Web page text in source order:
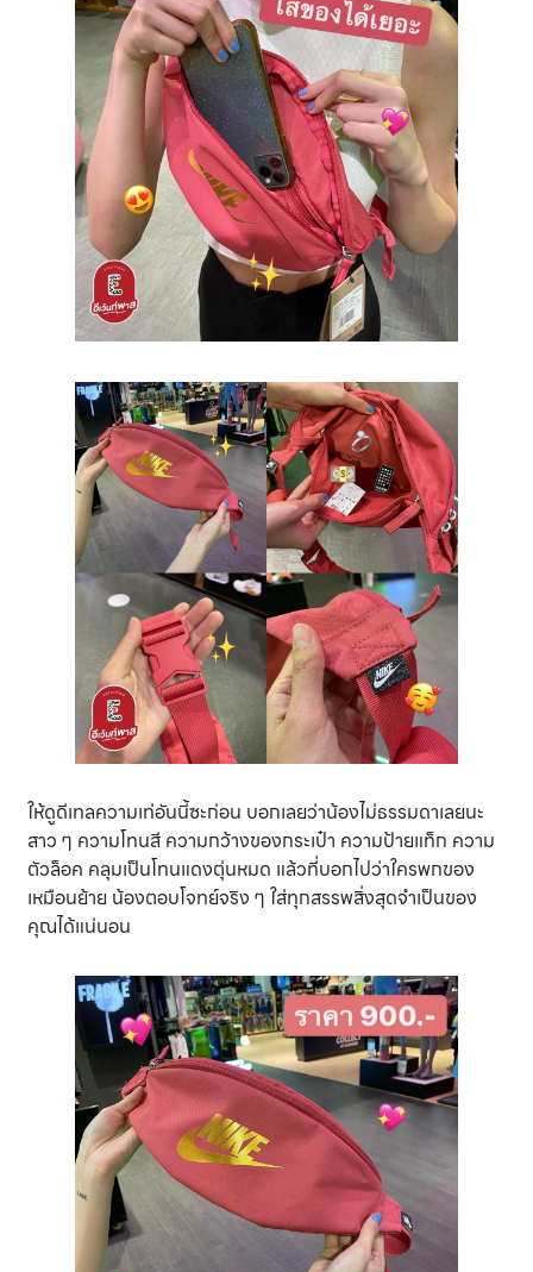
ให้ดูดีเทลความเท่อันนี้ซะก่อน บอกเลยว่าน้องไม่ธรรมดาเลยนะ
สาว ๆ ความโทนสี ความกว้างของกระเป๋า ความป้ายแท็ก ความ
ตัวล็อค คลุมเป็นโทนแดงตุ่นหมด แล้วที่บอกไปว่าใครพกของ
เหมือนย้าย น้องตอบโจทย์จริง ๆ ใส่ทุกสรรพสิ่งสุดจำเป็นของ
คุณได้แน่นอน